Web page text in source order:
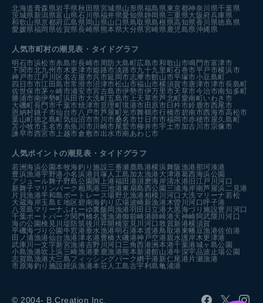
北海道青森県岩手県秋田県宮城県山形県福島県東京都神奈川県千葉県
茨城県新潟県富山県石川県福井県愛知県静岡県三重県大阪府兵庫県
和歌山県京都府広島県 岡山県山口県鳥取県島根県高知県香川県徳島県
愛媛県福岡県佐賀県長崎県熊本県大分県宮崎県鹿児島県沖縄県
人気市町村の潮見表・タイドグラフ
明石市浜松市糸島市長崎市周防大島町広島市和歌山市鳴門市富津市
下関市北九州市木更津市姫路市淡路市九十九里町石巻市平戸市横浜市
神戸市江戸川区 名古屋市呉市延岡市志摩市館山市平塚市小豆島町
四日市市江田島市常滑市沼津市松山市福山市横須賀市唐津市津市長島町
佐世保市茅ヶ崎市浦安市宮古島市伊勢市伊万里市天草市今治市南知多町
勝浦市南伊勢町浜田市大洗町五島市 上天草市芦北町愛南町いわき市
大磯町長門市千葉市焼津市亘理町境港市 田原市 臼杵市鈴鹿市西尾市
恩納村銚子市仙台市八戸市芦屋町光市舞鶴市行橋市碧南市西海市高松市
葉山町徳之島町気仙沼市市川市桑名市廿日市市福岡市赤穂市屋久島町
苫小牧市玉名市糸魚川市川崎市尾鷲市柳井市宇土市加古川市宗像市
諫早市西宮市 上越市倉敷市出水市南あわじ市
人気ポイントの潮見表・タイドグラフ
若洲海浜公園本牧海釣り施設三番瀬 鹿島港横浜舞阪漁港 那珂湊港
豊浜漁港宇野港小名浜港 貝塚人工島 加太漁港 大津港葛西海浜公園
アジュール舞子野島公園 閖上港福田港須磨海岸清水港 旧江戸川河口
新舞子マリンパーク 相馬港 三池港東扇島西公園 三浦海岸南芦屋浜二見港
片貝漁港平和島ボートレース場野北漁港相模川河口 大洗マリーナ若松
大蔵海岸玉島Ｅ地区 碧南海釣り広場波崎新漁港木曽川河口 呼子港
八景島マリーナふれーゆ裏飯岡漁港羽田 日立港 大黒海づり施設豊川河口
千葉ポートパーク 関門橋名護漁港御前崎港師崎港天神崎 阿武隈川河口
海の公園検見川堤防筑後川昇開橋室見川河口敦賀新港横須賀
平磯海づり公園 牛窓港垂水漁港 明石港本渡港鳥取港 東幡豆漁港佐伯港
田ノ浦漁港仙台漁港津名港 豊橋 大磯港神戸空港親水護岸木更津港
武庫川一文字新宮漁港吉野川河口 三角西港洲本港千葉港城ヶ島公園
小島漁港吹上浜三崎漁港妻鹿漁港熊本新港館山港牛深宇品波止場公園
志賀島漁港 大三島フィッシングパーク網干港 新仁尾港 片瀬漁港
市原海釣り施設姪浜漁港本荘人工島古宇利島亀浦港
© 2004- B.Creation Inc.